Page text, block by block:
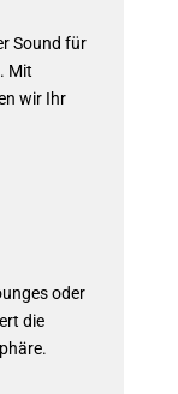
Sound für
Mit
wir Ihr
oder
die